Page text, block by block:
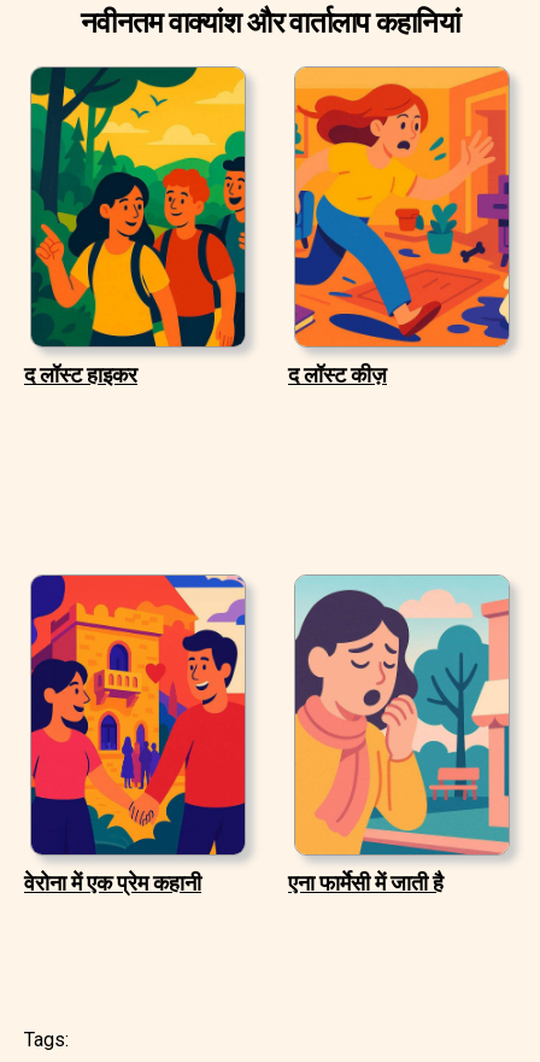
नवीनतम वाक्यांश और वार्तालाप कहानियां
द लॉस्ट हाइकर द लॉस्ट कीज़
वेरोना में एक प्रेम कहानी एना फार्मेसी में जाती है
Tags: